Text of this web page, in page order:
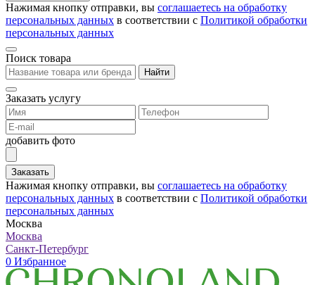
Нажимая кнопку отправки, вы соглашаетесь на обработку
персональных данных в соответствии с Политикой обработки
персональных данных
Поиск товара
Найти
Заказать услугу
добавить фото
Заказать
Нажимая кнопку отправки, вы соглашаетесь на обработку
персональных данных в соответствии с Политикой обработки
персональных данных
Москва
Москва
Санкт-Петербург
0 Избранное